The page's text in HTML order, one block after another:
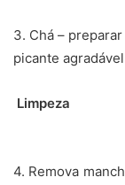
3. Chá –
picante
Limpeza
4. Remova